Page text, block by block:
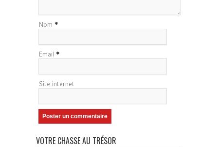
Nom *
Email *
Site internet
VOTRE CHASSE AU TRÉSOR